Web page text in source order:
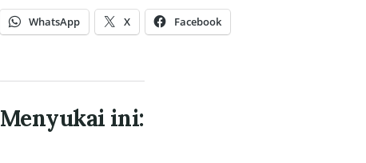
WhatsApp X Facebook
Menyukai ini: